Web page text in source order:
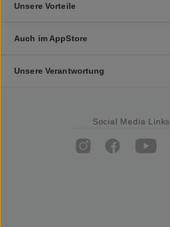
Unsere Vorteile
Auch im AppStore
Unsere Verantwortung
Social Media Links